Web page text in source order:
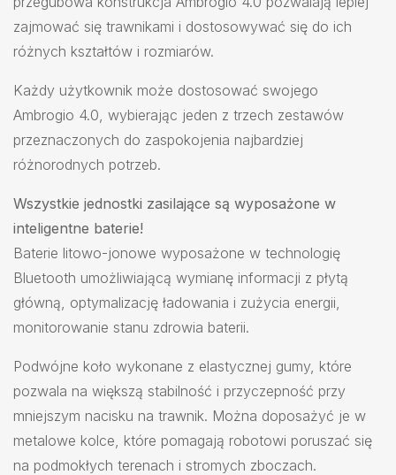
zajmować się trawnikami i dostosowywać się do ich
różnych kształtów i rozmiarów.
Każdy użytkownik może dostosować swojego
Ambrogio 4.0, wybierając jeden z trzech zestawów
przeznaczonych do zaspokojenia najbardziej
różnorodnych potrzeb.
Wszystkie jednostki zasilające są wyposażone w
inteligentne baterie!
Baterie litowo-jonowe wyposażone w technologię
Bluetooth umożliwiającą wymianę informacji z płytą
główną, optymalizację ładowania i zużycia energii,
monitorowanie stanu zdrowia baterii.
Podwójne koło wykonane z elastycznej gumy, które
pozwala na większą stabilność i przyczepność przy
mniejszym nacisku na trawnik. Można doposażyć je w
metalowe kolce, które pomagają robotowi poruszać się
na podmokłych terenach i stromych zboczach.